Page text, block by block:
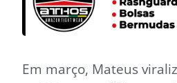
Em março, Mateus